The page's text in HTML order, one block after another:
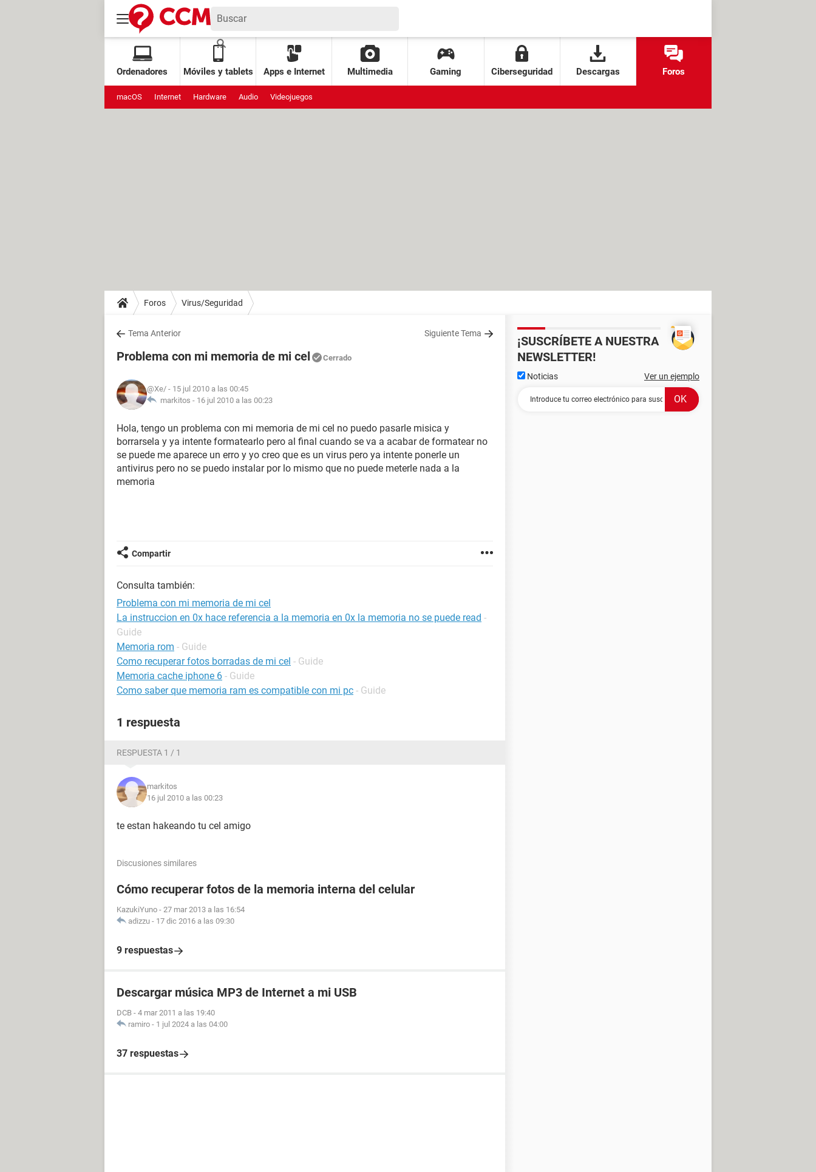
Ordenadores Móviles y tablets Apps e Internet Multimedia Gaming Ciberseguridad Descargas Foros
macOS Internet Hardware Audio Videojuegos
Foros Virus/Seguridad
Tema Anterior Siguiente Tema
Problema con mi memoria de mi cel Cerrado
@Xe/ - 15 jul 2010 a las 00:45
markitos - 16 jul 2010 a las 00:23
Hola, tengo un problema con mi memoria de mi cel no puedo pasarle misica y
borrarsela y ya intente formatearlo pero al final cuando se va a acabar de formatear no
se puede me aparece un erro y yo creo que es un virus pero ya intente ponerle un
antivirus pero no se puedo instalar por lo mismo que no puede meterle nada a la
memoria
Compartir
Consulta también:
Problema con mi memoria de mi cel
La instruccion en 0x hace referencia a la memoria en 0x la memoria no se puede read -
Guide
Memoria rom - Guide
Como recuperar fotos borradas de mi cel - Guide
Memoria cache iphone 6 - Guide
Como saber que memoria ram es compatible con mi pc - Guide
1 respuesta
RESPUESTA 1 / 1
markitos
16 jul 2010 a las 00:23
te estan hakeando tu cel amigo
Discusiones similares
Cómo recuperar fotos de la memoria interna del celular
KazukiYuno - 27 mar 2013 a las 16:54
adizzu - 17 dic 2016 a las 09:30
9 respuestas
Descargar música MP3 de Internet a mi USB
DCB - 4 mar 2011 a las 19:40
ramiro - 1 jul 2024 a las 04:00
37 respuestas
¡SUSCRÍBETE A NUESTRA
NEWSLETTER!
Noticias Ver un ejemplo